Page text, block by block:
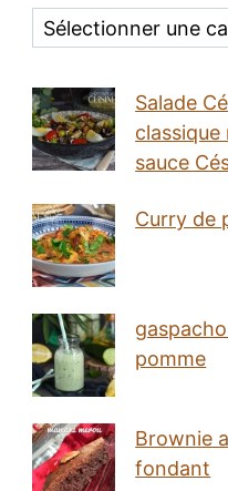
Categories
Salade
classique
sauce
Curry de
pomme
Brownie
fondant